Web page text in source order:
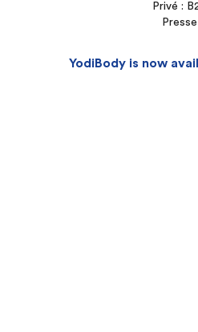
Privé :
Presse
YodiBody is now